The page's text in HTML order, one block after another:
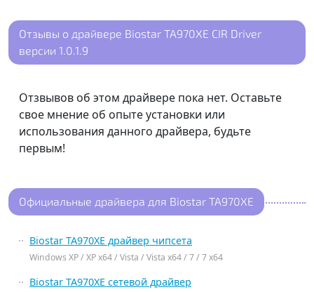
Отзывы о драйвере Biostar TA970XE CIR Driver
версии 1.0.1.9
Отзвывов об этом драйвере пока нет. Оставьте
свое мнение об опыте установки или
использования данного драйвера, будьте
первым!
Официальные драйвера для Biostar TA970XE
Biostar TA970XE драйвер чипсета
Windows XP / XP x64 / Vista / Vista x64 / 7 / 7 x64
Biostar TA970XE сетевой драйвер